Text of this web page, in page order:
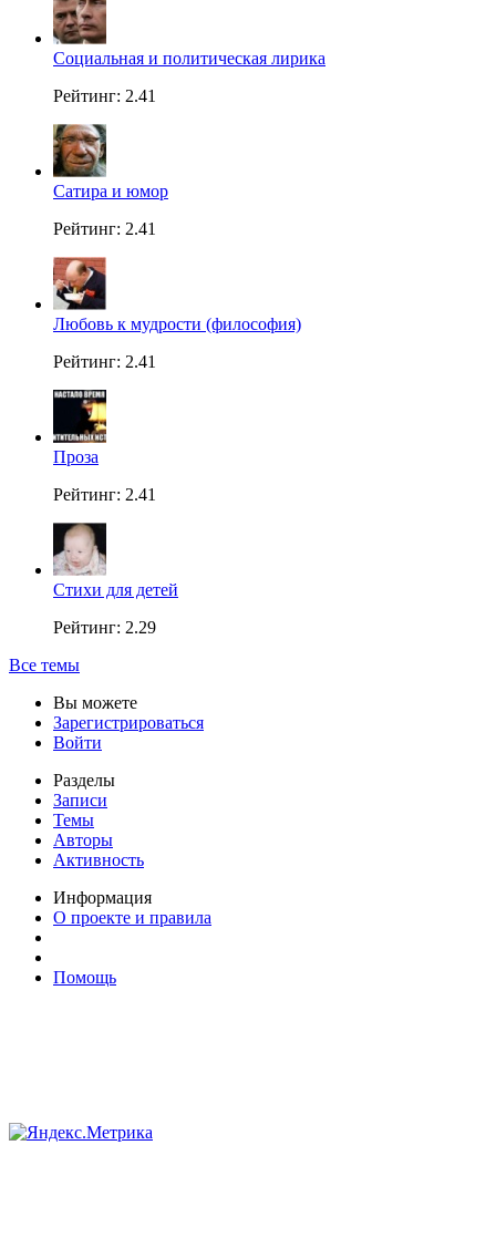
Социальная и политическая лирика
Рейтинг: 2.41
Сатира и юмор
Рейтинг: 2.41
Любовь к мудрости (философия)
Рейтинг: 2.41
Проза
Рейтинг: 2.41
Стихи для детей
Рейтинг: 2.29
Все темы
Вы можете
Зарегистрироваться
Войти
Разделы
Записи
Темы
Авторы
Активность
Информация
О проекте и правила
Помощь